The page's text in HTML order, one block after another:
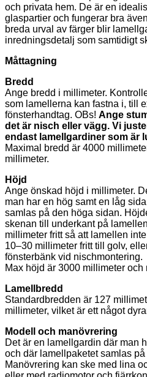
och privata hem. De är en
glaspartier och fungerar bra
breda urval av färger blir
inredningsdetalj som samtidigt
Måttagning
Bredd
Ange bredd i millimeter.
som lamellerna kan fastna i, till
fönsterhandtag. OBs! Ange
det är nisch eller vägg. Vi
endast lamellgardiner som är
Maximal bredd är 4000
millimeter.
Höjd
Ange önskad höjd i millimeter.
man har en hög samt en låg
samlas på den höga sidan.
skenan till underkant på
millimeter fritt så att lamellen
10–30 millimeter fritt till golv,
fönsterbänk vid nischmontering.
Max höjd är 3000 millimeter
Lamellbredd
Standardbredden är 127
millimeter, vilket är ett något
Modell och manövrering
Det är en lamellgardin där man
och där lamellpaketet samlas
Manövrering kan ske med lina